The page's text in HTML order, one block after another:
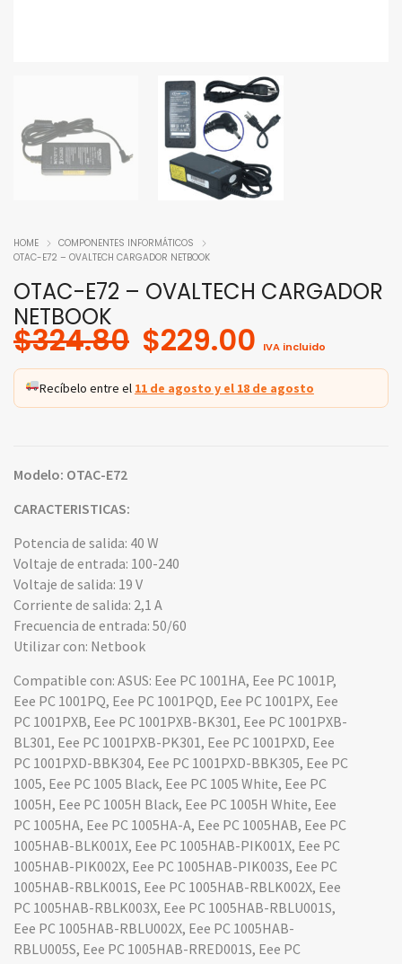
HOME
COMPONENTES INFORMÁTICOS
OTAC-E72 – OVALTECH CARGADOR NETBOOK
OTAC-E72 – OVALTECH CARGADOR
NETBOOK
$324.80 Original
price
was:
$324.80.
$229.00 Current
price
is:
$229.00.
IVA incluido
Recíbelo entre el 11 de agosto y el 18 de agosto
Modelo: OTAC-E72
CARACTERISTICAS:
Potencia de salida: 40 W
Voltaje de entrada: 100-240
Voltaje de salida: 19 V
Corriente de salida: 2,1 A
Frecuencia de entrada: 50/60
Utilizar con: Netbook
Compatible con: ASUS: Eee PC 1001HA, Eee PC 1001P,
Eee PC 1001PQ, Eee PC 1001PQD, Eee PC 1001PX, Eee
PC 1001PXB, Eee PC 1001PXB-BK301, Eee PC 1001PXB-
BL301, Eee PC 1001PXB-PK301, Eee PC 1001PXD, Eee
PC 1001PXD-BBK304, Eee PC 1001PXD-BBK305, Eee PC
1005, Eee PC 1005 Black, Eee PC 1005 White, Eee PC
1005H, Eee PC 1005H Black, Eee PC 1005H White, Eee
PC 1005HA, Eee PC 1005HA-A, Eee PC 1005HAB, Eee PC
1005HAB-BLK001X, Eee PC 1005HAB-PIK001X, Eee PC
1005HAB-PIK002X, Eee PC 1005HAB-PIK003S, Eee PC
1005HAB-RBLK001S, Eee PC 1005HAB-RBLK002X, Eee
PC 1005HAB-RBLK003X, Eee PC 1005HAB-RBLU001S,
Eee PC 1005HAB-RBLU002X, Eee PC 1005HAB-
RBLU005S, Eee PC 1005HAB-RRED001S, Eee PC